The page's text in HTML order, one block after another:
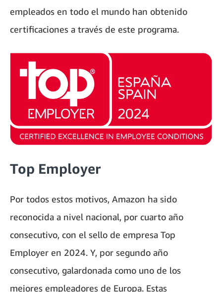
empleados en todo el mundo han obtenido
certificaciones a través de este programa.
Top Employer
Por todos estos motivos, Amazon ha sido
reconocida a nivel nacional, por cuarto año
consecutivo, con el sello de empresa Top
Employer en 2024. Y, por segundo año
consecutivo, galardonada como uno de los
mejores empleadores de Europa. Estas